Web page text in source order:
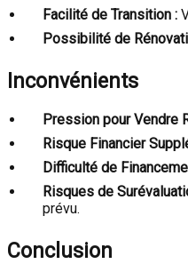
Facilité de Transition :
Possibilité de
Inconvénients
Pression pour Vendre
Risque Financier
Difficulté de
Risques de
prévu.
Conclusion